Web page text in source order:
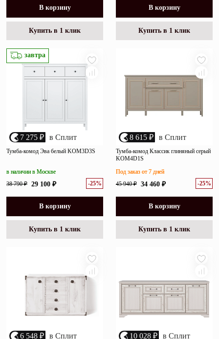
В корзину
Купить в 1 клик
В корзину
Купить в 1 клик
завтра
7 275 ₽ в Сплит
Тумба-комод Эва белый KOM3D3S
38 790 ₽ 29 100 ₽ -25%
в наличии в Москве
В корзину
Купить в 1 клик
8 615 ₽ в Сплит
Тумба-комод Классик глиняный серый
KOM4D1S
45 940 ₽ 34 460 ₽ -25%
Под заказ от 7 дней
В корзину
Купить в 1 клик
6 548 ₽ в Сплит 10 028 ₽ в Сплит